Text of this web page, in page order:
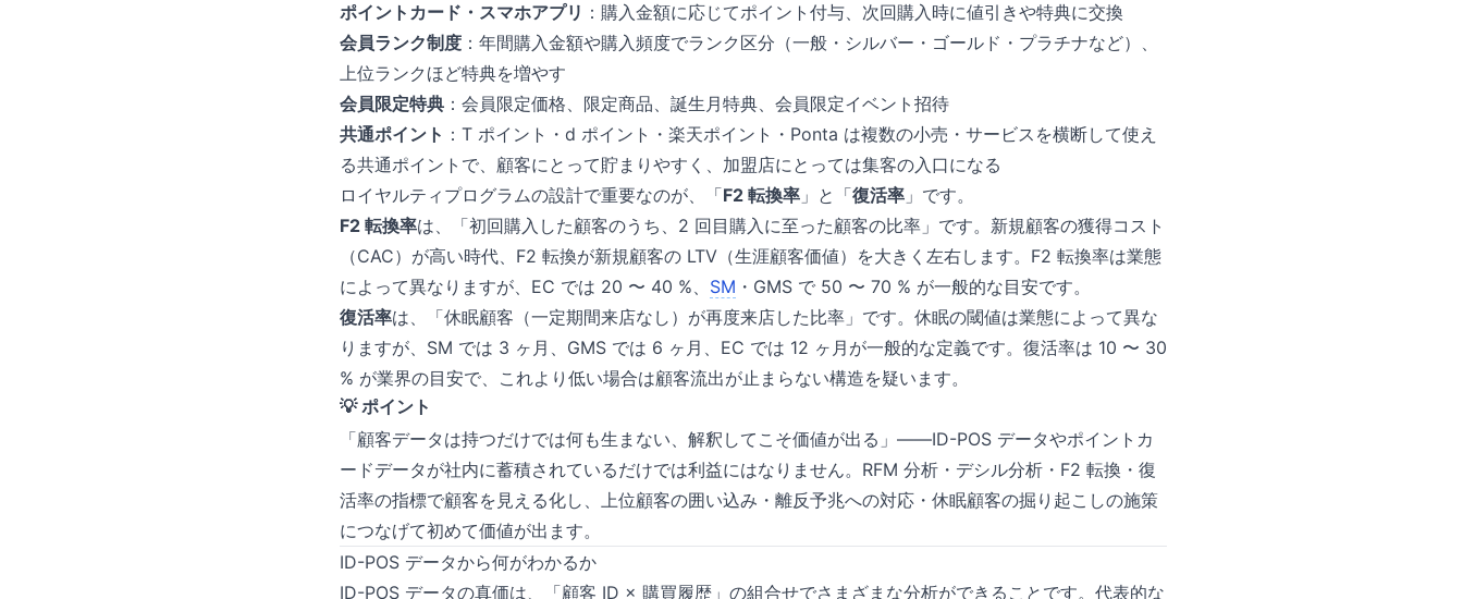
ポイントカード・スマホアプリ ：購入金額に応じてポイント付与、次回購入時に値引きや特典に交換
会員ランク制度 ：年間購入金額や購入頻度でランク区分（一般・シルバー・ゴールド・プラチナなど）、
上位ランクほど特典を増やす
会員限定特典 ：会員限定価格、限定商品、誕生月特典、会員限定イベント招待
共通ポイント ：T ポイント・d ポイント・楽天ポイント・Ponta は複数の小売・サービスを横断して使え
る共通ポイントで、顧客にとって貯まりやすく、加盟店にとっては集客の入口になる
ロイヤルティプログラムの設計で重要なのが、「F2 転換率 」と「復活率 」です。
F2 転換率は、「初回購入した顧客のうち、2 回目購入に至った顧客の比率」です。新規顧客の獲得コスト
（CAC）が高い時代、F2 転換が新規顧客の LTV（生涯顧客価値）を大きく左右します。F2 転換率は業態
によって異なりますが、EC では 20 〜 40 %、 SM ・GMS で 50 〜 70 % が一般的な目安です。
復活率は、「休眠顧客（一定期間来店なし）が再度来店した比率」です。休眠の閾値は業態によって異な
りますが、SM では 3 ヶ月、GMS では 6 ヶ月、EC では 12 ヶ月が一般的な定義です。復活率は 10 〜 30
% が業界の目安で、これより低い場合は顧客流出が止まらない構造を疑います。
💡 ポイント
「顧客データは持つだけでは何も生まない、解釈してこそ価値が出る」——ID-POS データやポイントカ
ードデータが社内に蓄積されているだけでは利益にはなりません。RFM 分析・デシル分析・F2 転換・復
活率の指標で顧客を見える化し、上位顧客の囲い込み・離反予兆への対応・休眠顧客の掘り起こしの施策
につなげて初めて価値が出ます。
ID-POS データから何がわかるか
ID-POS データの真価は、「顧客 ID × 購買履歴」の組合せでさまざまな分析ができることです。代表的な